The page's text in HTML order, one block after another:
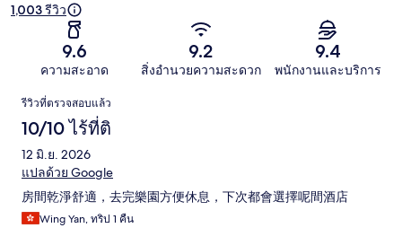
1,003 รีวิว
9.6
ความสะอาด
9.2
สิ่งอำนวยความสะดวก
9.4
พนักงานและบริการ
รีวิว
รีวิวที่ตรวจสอบแล้ว
10/10 ไร้ที่ติ
12 มิ.ย. 2026
แปลด้วย Google
房間乾淨舒適，去完樂園方便休息，下次都會選擇呢間酒店
Wing Yan, ทริป 1 คืน